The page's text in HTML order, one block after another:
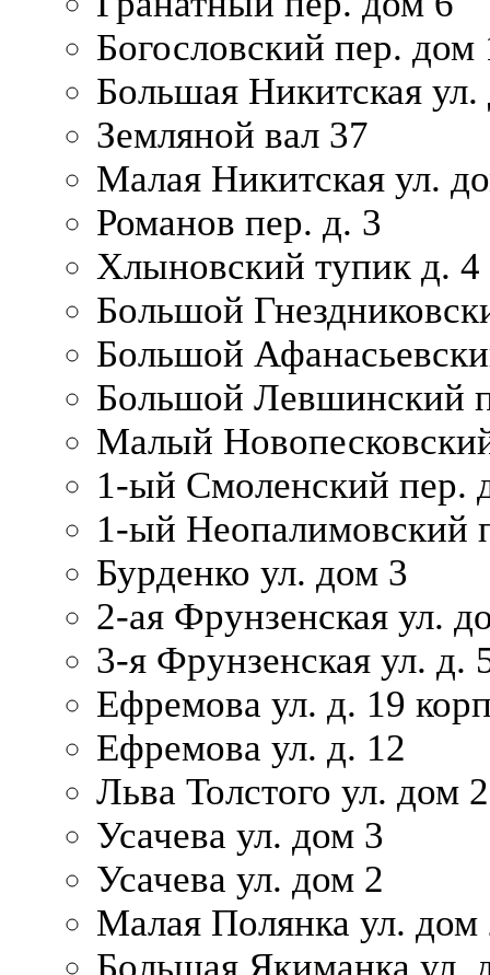
Богословский пер.
Большая Никитская
Земляной вал 37
Малая Никитская ул.
Романов пер. д. 3
Хлыновский тупик д. 4
Большой
Большой
Большой Левшинский
Малый
1-ый Смоленский пер.
1-ый Неопалимовский
Бурденко ул. дом 3
2-ая Фрунзенская ул.
3-я Фрунзенская ул. д.
Ефремова ул. д. 19
Ефремова ул. д. 12
Льва Толстого ул. дом
Усачева ул. дом 3
Усачева ул. дом 2
Малая Полянка ул. дом